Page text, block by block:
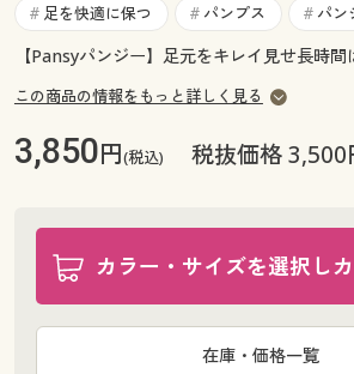
お気に入り
サポート
ご利用ガイド
よくある質問とお問い合わせ
サポート
ご利用ガイド
よくある質問とお問い合わせ
# 足を快適に保つ # パンプス # パン
【Pansyパンジー】足元をキレイ見せ長時
この商品の情報をもっと詳しく見る
3,850円(税込) 税抜価格 3,500
カラー・サイズを選択し
在庫・価格一覧